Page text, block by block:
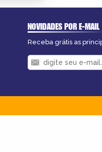
NOVIDADES POR E-MAIL
Receba grátis as